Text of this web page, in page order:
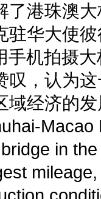
了港珠澳
华大使
手机拍摄
叹，认为
域经济的
Macao
in